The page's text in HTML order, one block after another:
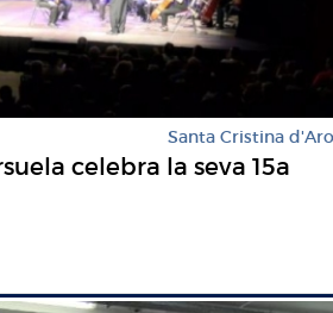
Santa Cristina d'Aro
celebra la seva 15a